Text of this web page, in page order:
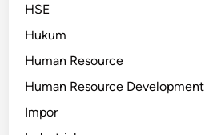
HSE
Hukum
Human Resource
Human Resource Development
Impor